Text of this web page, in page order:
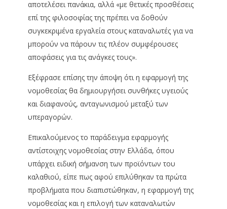
αποτελέσει πανάκια, αλλά «με θετικές προσθέσεις
επί της φιλοσοφίας της πρέπει να δοθούν
συγκεκριμένα εργαλεία στους καταναλωτές για να
μπορούν να πάρουν τις πλέον συμφέρουσες
αποφάσεις για τις ανάγκες τους».
Εξέφρασε επίσης την άποψη ότι η εφαρμογή της
νομοθεσίας θα δημιουργήσει συνθήκες υγειούς
και διαφανούς, ανταγωνισμού μεταξύ των
υπεραγορών.
Επικαλούμενος το παράδειγμα εφαρμογής
αντίστοιχης νομοθεσίας στην Ελλάδα, όπου
υπάρχει ειδική σήμανση των προϊόντων του
καλαθιού, είπε πως αφού επιλύθηκαν τα πρώτα
προβλήματα που διαπιστώθηκαν, η εφαρμογή της
νομοθεσίας και η επιλογή των καταναλωτών